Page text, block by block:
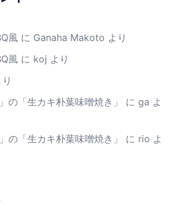
風 に Ganaha Makoto より
風 に koj より
の「生カキ朴葉味噌焼き」
に ga よ
の「生カキ朴葉味噌焼き」
に rio よ